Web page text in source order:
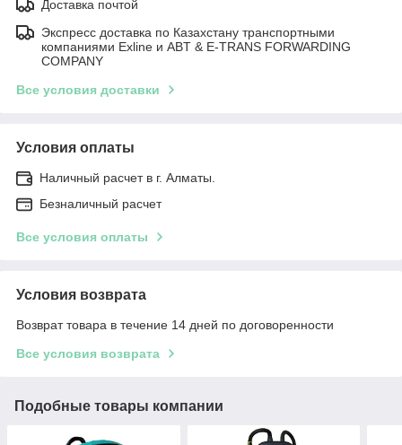
Доставка почтой
Экспресс доставка по Казахстану транспортными
компаниями Exline и ABT & E-TRANS FORWARDING
COMPANY
Все условия доставки
Условия оплаты
Наличный расчет в г. Алматы.
Безналичный расчет
Все условия оплаты
Условия возврата
Возврат товара в течение 14 дней по договоренности
Все условия возврата
Подобные товары компании